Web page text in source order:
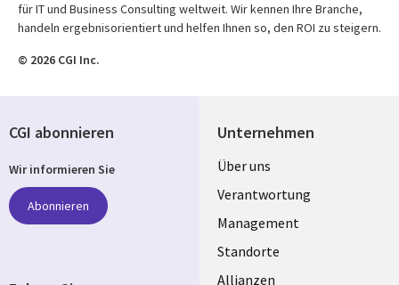
für IT und Business Consulting weltweit. Wir kennen Ihre Branche,
handeln ergebnisorientiert und helfen Ihnen so, den ROI zu steigern.
© 2026 CGI Inc.
Unternehmen
Useful
links
GERMANY
Über uns
Verantwortung
Management
Standorte
Allianzen
CGI abonnieren
Wir informieren Sie
Abonnieren